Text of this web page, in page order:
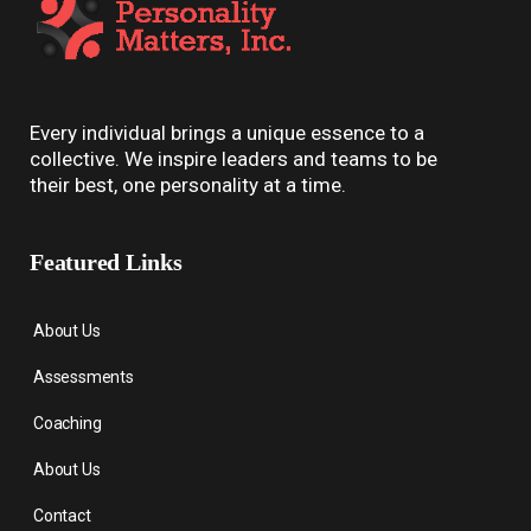
Every individual brings a unique essence to a
collective. We inspire leaders and teams to be
their best, one personality at a time.
Featured Links
About Us
Assessments
Coaching
About Us
Contact